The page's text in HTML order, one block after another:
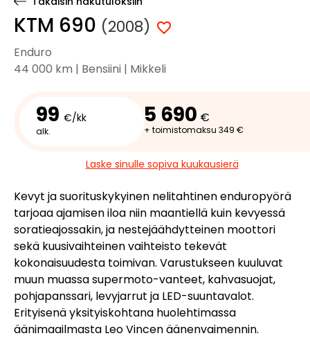
KTM 690 (2008)
Enduro
44 000 km | Bensiini | Mikkeli
99 €/kk
alk.
5 690 €
+ toimistomaksu 349 €
Laske sinulle sopiva kuukausierä
Kevyt ja suorituskykyinen nelitahtinen enduropyörä
tarjoaa ajamisen iloa niin maantiellä kuin kevyessä
soratieajossakin, ja nestejäähdytteinen moottori
sekä kuusivaihteinen vaihteisto tekevät
kokonaisuudesta toimivan. Varustukseen kuuluvat
muun muassa supermoto-vanteet, kahvasuojat,
pohjapanssari, levyjarrut ja LED-suuntavalot.
Erityisenä yksityiskohtana huolehtimassa
äänimaailmasta Leo Vincen äänenvaimennin.